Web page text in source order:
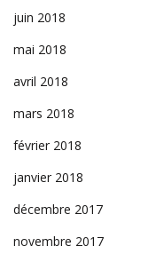
juin 2018
mai 2018
avril 2018
mars 2018
février 2018
janvier 2018
décembre 2017
novembre 2017